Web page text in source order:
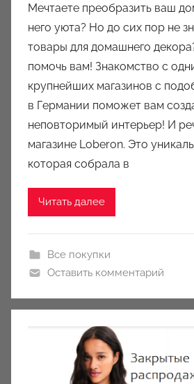
т
о
р
о
м
a
u
k
Мечтаете преобразить ваш
него уюта? Но до сих пор не
товары для домашнего
помочь вам! Знакомство с
крупнейших магазинов с
в Германии поможет вам
неповторимый интерьер! И
магазине Loberon. Это
которая собрала в
Читать далее
Все покупки
Оставить комментарий